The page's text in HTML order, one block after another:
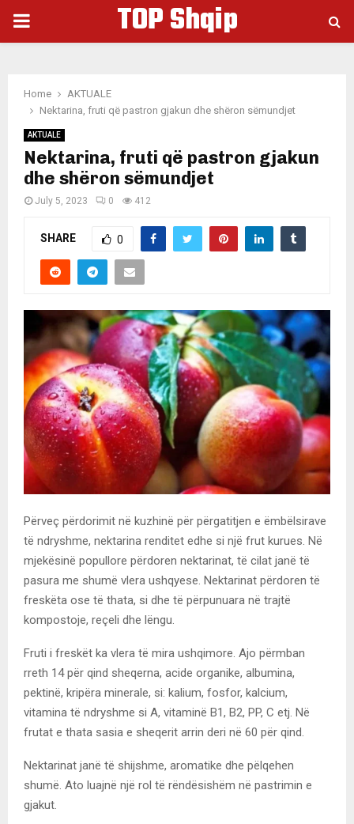
PRIMARY
TOP Shqip
Home
AKTUALE
Nektarina, fruti që pastron gjakun dhe shëron sëmundjet
AKTUALE
Nektarina, fruti që pastron gjakun
dhe shëron sëmundjet
July 5, 2023 0 412
SHARE 0
Përveç përdorimit në kuzhinë për përgatitjen e ëmbëlsirave
të ndryshme, nektarina renditet edhe si një frut kurues. Në
mjekësinë popullore përdoren nektarinat, të cilat janë të
pasura me shumë vlera ushqyese. Nektarinat përdoren të
freskëta ose të thata, si dhe të përpunuara në trajtë
kompostoje, reçeli dhe lëngu.
Fruti i freskët ka vlera të mira ushqimore. Ajo përmban
rreth 14 për qind sheqerna, acide organike, albumina,
pektinë, kripëra minerale, si: kalium, fosfor, kalcium,
vitamina të ndryshme si A, vitaminë B1, B2, PP, C etj. Në
frutat e thata sasia e sheqerit arrin deri në 60 për qind.
Nektarinat janë të shijshme, aromatike dhe pëlqehen
shumë. Ato luajnë një rol të rëndësishëm në pastrimin e
gjakut.